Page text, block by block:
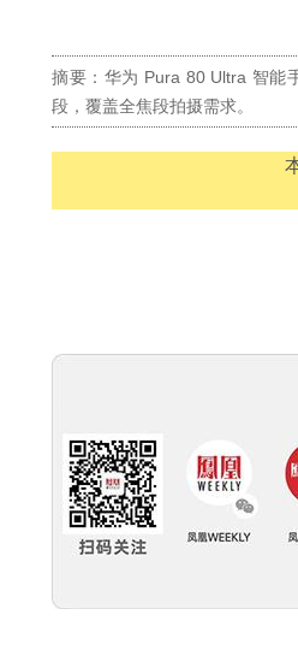
摘要：华为 Pura 80 Ultra 智能
段，覆盖全焦段拍摄需求。